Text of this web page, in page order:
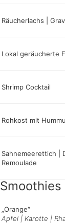
Räucherlachs |
Lokal geräucherte
Shrimp Cocktail
Rohkost mit
Sahnemeerettich |
Remoulade
Smoothies
„Orange“
Apfel | Karotte |